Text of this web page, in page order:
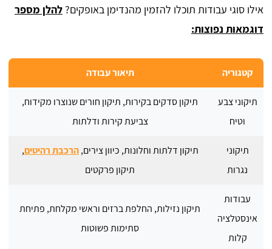
אילו סוגי עבודות תוכלו להזמין מהנדימן באופקים? להלן מספר
דוגמאות נפוצות:
קטגוריה תיאור עבודה
תיקוני צבע
וטיח
תיקון סדקים בקירות, תיקון חורים שנוצרו מקידוח,
צביעת קירות ודלתות
תיקוני
נגרות
תיקון דלתות וחלונות, כיוון צירים,הרכבת רהיטים,
תיקון פרקטים
עבודות
אינסטלציה
קלות
תיקון נזילות, החלפת ברזים וראשי מקלחת, פתיחת
סתימות פשוטות